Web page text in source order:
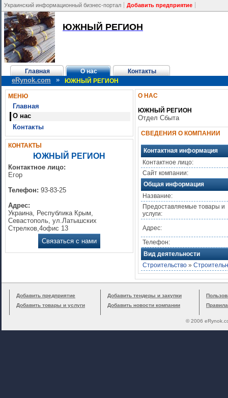
Украинский информационный бизнес-портал Добавить предприятие
ЮЖНЫЙ РЕГИОН
Главная О нас Контакты
eRynok.com » ЮЖНЫЙ РЕГИОН
МЕНЮ
Главная
О нас
Контакты
КОНТАКТЫ
ЮЖНЫЙ РЕГИОН
Контактное лицо:
Егор
Телефон: 93-83-25
Адрес:
Украина, Республика Крым,
Севастополь, ул.Латышских
Стрелков,4офис 13
Связаться с нами
О НАС
ЮЖНЫЙ РЕГИОН
Отдел Сбыта
СВЕДЕНИЯ О КОМПАНИИ
Контактная информация
Контактное лицо:
Сайт компании:
Общая информация
Название:
Предоставляемые товары и
услуги:
Адрес:
Телефон:
Вид деятельности
Строительство »
Добавить предприятие
Добавить товары и услуги
Добавить тендеры и закупки
Добавить новости компании
© 2006